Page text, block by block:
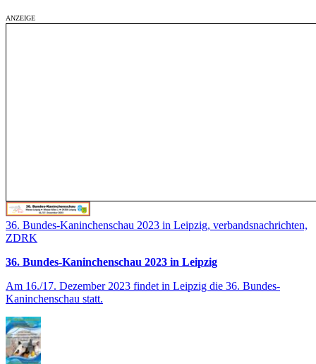
36. Bundes-Kaninchenschau 2023 in Leipzig, verbandsnachrichten,
ZDRK
36. Bundes-Kaninchenschau 2023 in Leipzig
Am 16./17. Dezember 2023 findet in Leipzig die 36. Bundes-
Kaninchenschau statt.